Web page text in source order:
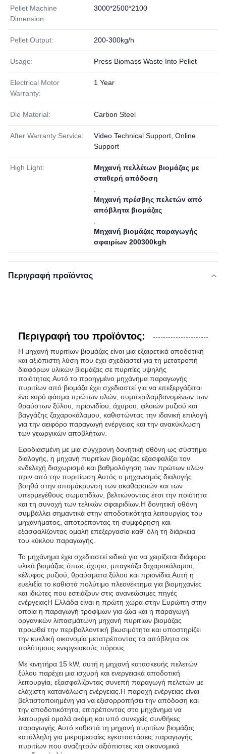
Pellet Machine
Dimension:
3000*2500*2100
Pellet Output: 200-300kg/h
Usage: Press Biomass Waste Into Pellet
Electrical Motor
Warranty:
1 Year
Die Material: Carbon Steel
After Warranty Service:
Video Technical Support, Online
Support
High Light:
Μηχανή πελλέτων βιομάζας με
σταθερή απόδοση
Μηχανή πρέσβης πελετών από
απόβλητα βιομάζας
Μηχανή βιομάζας παραγωγής
σφαιρίων 200300kgh
Περιγραφή προϊόντος
Περιγραφή του προϊόντος:
Η μηχανή πυριτίων βιομάζας είναι μια εξαιρετικά αποδοτική
και αξιόπιστη λύση που έχει σχεδιαστεί για τη μετατροπή
διαφόρων υλικών βιομάζας σε πυριτίες υψηλής
ποιότητας.Αυτό το προηγμένο μηχάνημα παραγωγής
πυριτίων από βιομάζα έχει σχεδιαστεί για να επεξεργάζεται
ένα ευρύ φάσμα πρώτων υλών, συμπεριλαμβανομένων των
θραύστων ξύλου, πριονιδίου, άχυρου, φλοιών ρυζιού και
βαγγάζης ζαχαροκάλαμου, καθιστώντας την ιδανική επιλογή
για την αειφόρο παραγωγή ενέργειας και την ανακύκλωση
των γεωργικών αποβλήτων.
Εφοδιασμένη με μια σύγχρονη δονητική οθόνη ως σύστημα
διαλογής, η μηχανή πυριτίων βιομάζας εξασφαλίζει τον
ενδελεχή διαχωρισμό και βαθμολόγηση των πρώτων υλών
πριν από την πυριτίωση.Αυτός ο μηχανισμός διαλογής
βοηθά στην απομάκρυνση των ακαθαρσιών και των
υπερμεγέθους σωματιδίων, βελτιώνοντας έτσι την ποιότητα
και τη συνοχή των τελικών σφαιριδίων.Η δονητική οθόνη
συμβάλλει σημαντικά στην αποδοτικότητα λειτουργίας του
μηχανήματος, αποτρέποντας τη συμφόρηση και
εξασφαλίζοντας ομαλή επεξεργασία καθ' όλη τη διάρκεια
του κύκλου παραγωγής.
Το μηχάνημα έχει σχεδιαστεί ειδικά για να χειρίζεται διάφορα
υλικά βιομάζας όπως άχυρο, μπαγκάζα ζαχαροκάλαμου,
κέλυφος ρυζιού, θραύσματα ξύλου και πριονίδια.Αυτή η
ευελιξία το καθιστά πολύτιμο πλεονέκτημα για βιομηχανίες
και ιδιώτες που εστιάζουν στις ανανεώσιμες πηγές
ενέργειαςΗ Ελλάδα είναι η πρώτη χώρα στην Ευρώπη στην
οποία η παραγωγή τροφίμων για ζώα και η παραγωγή
οργανικών λιπασμάτωνη μηχανή πυριτίων βιομάζας
προωθεί την περιβαλλοντική βιωσιμότητα και υποστηρίζει
την κυκλική οικονομία μετατρέποντας τα απόβλητα σε
πολύτιμους ενεργειακούς πόρους.
Με κινητήρα 15 kW, αυτή η μηχανή κατασκευής πελετών
ξύλου παρέχει μια ισχυρή και ενεργειακά αποδοτική
λειτουργία, εξασφαλίζοντας συνεπή παραγωγή πελετών με
ελάχιστη κατανάλωση ενέργειας.Η παροχή ενέργειας είναι
βελτιστοποιημένη για να εξισορροπήσει την απόδοση και
την αποδοτικότητα, επιτρέποντας στο μηχάνημα να
λειτουργεί ομαλά ακόμη και υπό συνεχείς συνθήκες
παραγωγής.Αυτό καθιστά τη μηχανή πυριτίων βιομάζας
κατάλληλη για μικρομεσαίες εγκαταστάσεις παραγωγής
πυριτίων που αναζητούν αξιόπιστες και οικονομικά